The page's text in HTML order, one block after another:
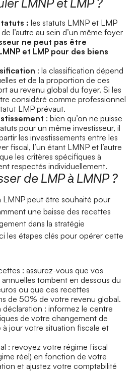
: les statuts LMNP et LMP
l’autre au sein d’un même foyer
ne peut pas être
et LMP pour des biens
: la classification dépend
et de la proportion de ces
au revenu global du foyer. Si les
considéré comme professionnel
LMP prévaut.
: bien qu’on ne puisse
pour un même investisseur, il
les investissements entre les
fiscal, l’un étant LMNP et l’autre
les critères spécifiques à
respectés individuellement.
de LMP à LMNP ?
LMNP peut être souhaité pour
une baisse des recettes
dans la stratégie
les étapes clés pour opérer cette
: assurez-vous que vos
tombent en dessous du
ou que ces recettes
de 50% de votre revenu global.
: informez le centre
de votre changement de
jour votre situation fiscale et
: revoyez votre régime fiscal
réel) en fonction de votre
et ajustez votre comptabilité